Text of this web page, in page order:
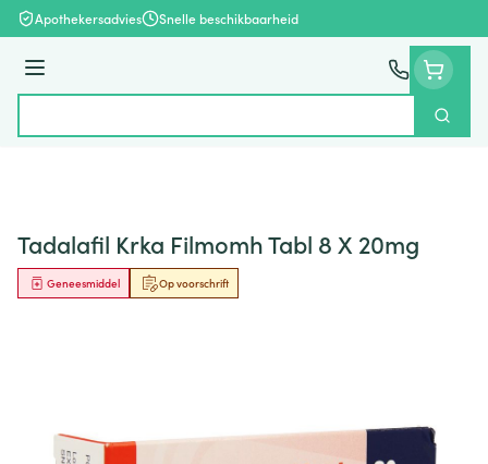
Ga naar de inhoud
Apothekersadvies Snelle beschikbaarheid
Menu
Zoek
Tadalafil Krka Filmomh Tabl 8 X 20mg
Op voorschrift
Geneesmiddel